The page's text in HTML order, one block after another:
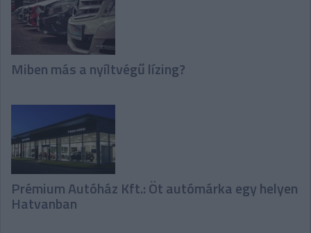
Miben más a nyíltvégű lízing?
Prémium Autóház Kft.: Öt autómárka egy helyen
Hatvanban